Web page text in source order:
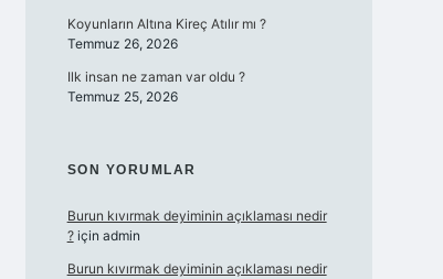
Koyunların Altına Kireç Atılır mı ?
Temmuz 26, 2026
Ilk insan ne zaman var oldu ?
Temmuz 25, 2026
SON YORUMLAR
Burun kıvırmak deyiminin açıklaması nedir
?için admin
Burun kıvırmak deyiminin açıklaması nedir